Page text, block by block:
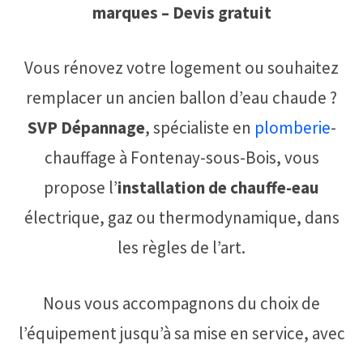
marques – Devis gratuit
Vous rénovez votre logement ou souhaitez
remplacer un ancien ballon d’eau chaude ?
SVP Dépannage, spécialiste en plomberie-
chauffage à Fontenay-sous-Bois, vous
propose l’installation de chauffe-eau
électrique, gaz ou thermodynamique, dans
les règles de l’art.
Nous vous accompagnons du choix de
l’équipement jusqu’à sa mise en service, avec